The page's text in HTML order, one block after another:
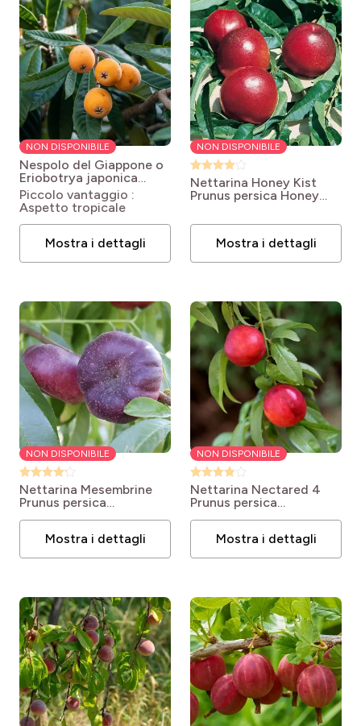
NON DISPONIBILE
Nespolo del Giappone o
Eriobotrya japonica
Eriobotrya x japonica
Piccolo vantaggio :
Aspetto tropicale
Mostra i dettagli
NON DISPONIBILE
Nettarina Honey Kist
Prunus persica Honey
Mostra i dettagli
NON DISPONIBILE
Nettarina Mesembrine
Prunus persica
Mostra i dettagli
NON DISPONIBILE
Nettarina Nectared 4
Prunus persica
Mostra i dettagli